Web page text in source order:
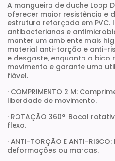
A mangueira de duche Loop
oferecer maior resistência e
estrutura reforçada em
antibacterianas e
manter um ambiente mais
material anti-torção e anti-
e desgaste, enquanto o bico
movimento e garante uma
fiável.
· COMPRIMENTO 2 M:
liberdade de movimento.
· ROTAÇÃO 360°: Bocal
flexo.
· ANTI-TORÇÃO E ANTI-
deformações ou marcas.